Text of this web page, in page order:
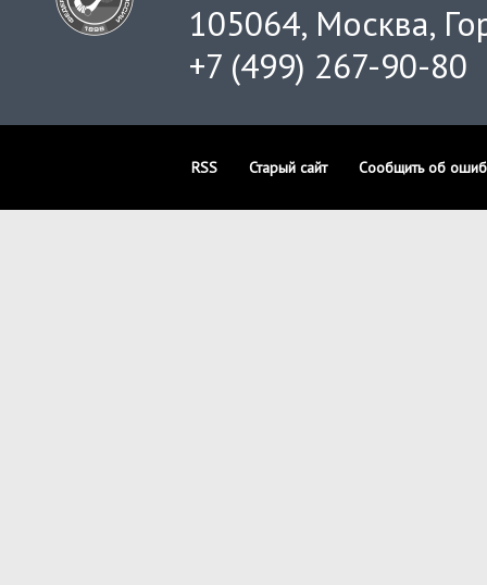
105064, Москва,
+7 (499) 267-90-80
RSS Старый сайт Сообщить об